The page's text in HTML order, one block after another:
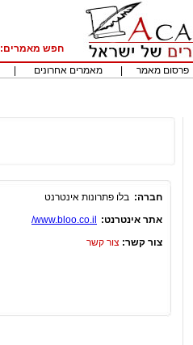
חפש מאמרים:
פרסום מאמר מאמרים אחרונים
חברה: בלו פתרונות אינטרנט
אתר אינטרנט:
www.bloo.co.il/
צור קשר: צור קשר